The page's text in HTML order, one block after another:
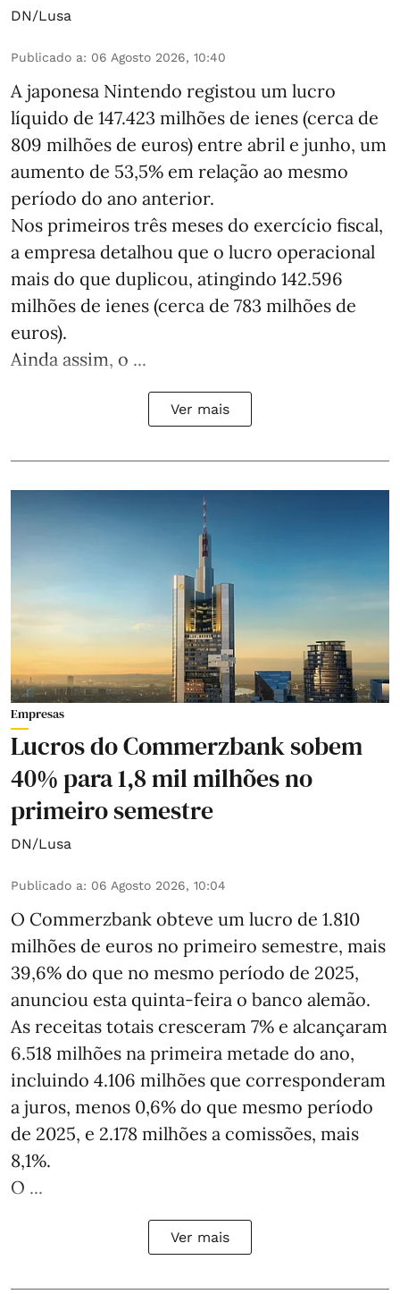
DN/Lusa
Publicado a: 06 Agosto 2026, 10:40
A japonesa Nintendo registou um lucro
líquido de 147.423 milhões de ienes (cerca de
809 milhões de euros) entre abril e junho, um
aumento de 53,5% em relação ao mesmo
período do ano anterior.
Nos primeiros três meses do exercício fiscal,
a empresa detalhou que o lucro operacional
mais do que duplicou, atingindo 142.596
milhões de ienes (cerca de 783 milhões de
euros).
Ainda assim, o ...
Ver mais
Empresas
Lucros do Commerzbank sobem
40% para 1,8 mil milhões no
primeiro semestre
DN/Lusa
Publicado a: 06 Agosto 2026, 10:04
O Commerzbank obteve um lucro de 1.810
milhões de euros no primeiro semestre, mais
39,6% do que no mesmo período de 2025,
anunciou esta quinta-feira o banco alemão.
As receitas totais cresceram 7% e alcançaram
6.518 milhões na primeira metade do ano,
incluindo 4.106 milhões que corresponderam
a juros, menos 0,6% do que mesmo período
de 2025, e 2.178 milhões a comissões, mais
8,1%.
O ...
Ver mais